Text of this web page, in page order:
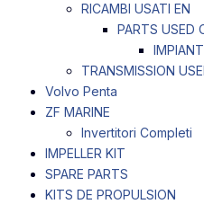
RICAMBI USATI EN
PARTS USED
TRANSMISSION
Volvo Penta
ZF MARINE
Invertitori Completi
IMPELLER KIT
SPARE PARTS
KITS DE PROPULSION